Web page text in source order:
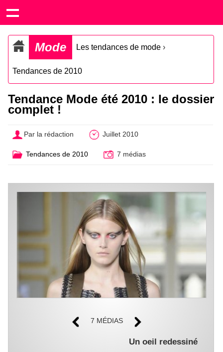
Mode Les tendances de mode ›
Tendances de 2010
Tendance Mode été 2010 : le dossier
complet !
Par la rédaction Juillet 2010
Tendances de 2010 7 médias
7 MÉDIAS
Un oeil redessiné